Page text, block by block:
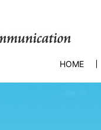
HOME